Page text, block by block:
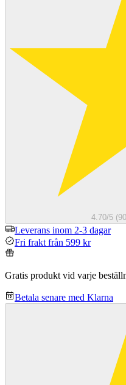
4.70/5
Leverans inom 2-3 dagar
Fri frakt från 599 kr
Gratis produkt vid varje
Betala senare med Klarna